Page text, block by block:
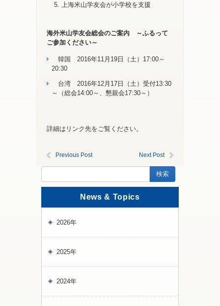
上海米山学友会が小学校を支援
海外米山学友会総会のご案内 ～ふるって
ご参加ください～
韓国 2016年11月19日（土）17:00～
20:30
台湾 2016年12月17日（土）受付13:30
～（総会14:00～、懇親会17:30～）
詳細はリンク先をご覧ください。
Previous Post Next Post
News & Topics
2026年
2025年
2024年